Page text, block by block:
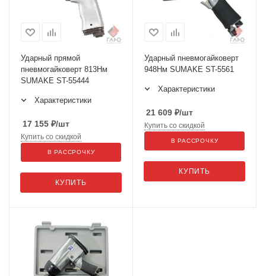
Ударный прямой
пневмогайковерт 813Нм
SUMAKE ST-55444
Характеристики
17 155 ₽/шт
КУПИТЬ
Купить со скидкой
В РАССРОЧКУ
Ударный пневмогайковерт
948Нм SUMAKE ST-5561
Характеристики
21 609 ₽/шт
КУПИТЬ
Купить со скидкой
В РАССРОЧКУ